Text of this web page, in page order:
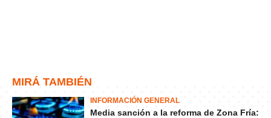
MIRÁ TAMBIÉN
INFORMACIÓN GENERAL
Media sanción a la reforma de Zona Fría: